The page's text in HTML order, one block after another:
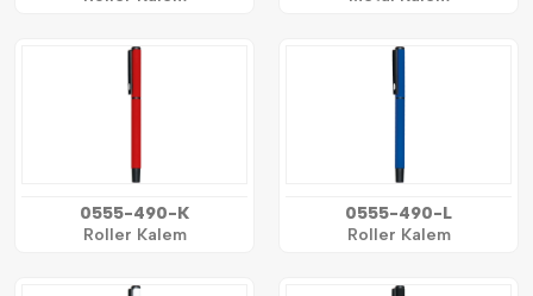
0555-490-K
Roller Kalem
0555-490-L
Roller Kalem